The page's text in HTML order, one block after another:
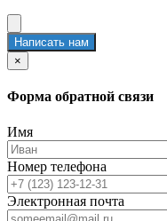
Написать нам
×
Форма обратной связи
Имя
Номер телефона
Электронная почта